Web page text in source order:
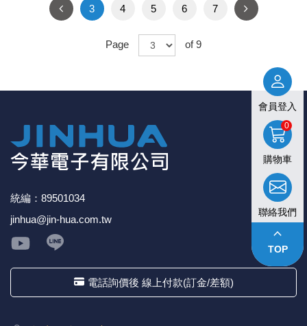
3 4 5 6 7
Page of 9
會員登入
購物車
0
聯絡我們
keyboard_arrow_up
TOP
統編：89501034
jinhua@jin-hua.com.tw
電話詢價後 線上付款(訂金/差額)